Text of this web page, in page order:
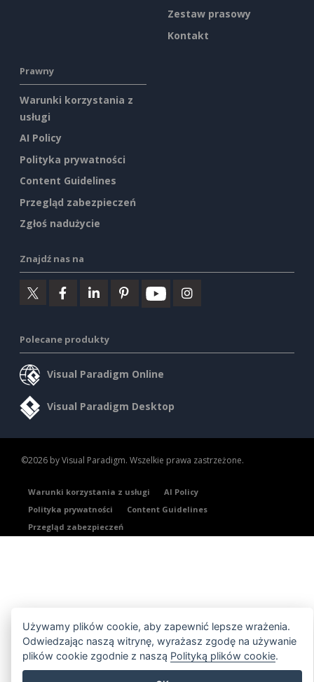
Zestaw prasowy
Kontakt
Prawny
Warunki korzystania z
usługi
AI Policy
Polityka prywatności
Content Guidelines
Przegląd zabezpieczeń
Zgłoś nadużycie
Znajdź nas na
Polecane produkty
Visual Paradigm Online
Visual Paradigm Desktop
©2026 by Visual Paradigm. Wszelkie prawa zastrzeżone.
Warunki korzystania z usługi
AI Policy
Polityka prywatności
Content Guidelines
Przegląd zabezpieczeń
Używamy plików cookie, aby zapewnić lepsze wrażenia.
Odwiedzając naszą witrynę, wyrażasz zgodę na używanie
plików cookie zgodnie z naszą Polityką plików cookie.